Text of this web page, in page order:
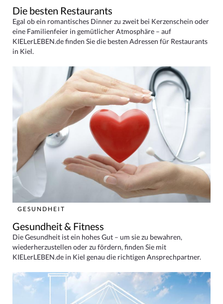
Die besten Restaurants
Egal ob ein romantisches Dinner zu zweit bei Kerzenschein oder
eine Familienfeier in gemütlicher Atmosphäre – auf
KIELerLEBEN.de finden Sie die besten Adressen für Restaurants
in Kiel.
GESUNDHEIT
Gesundheit & Fitness
Die Gesundheit ist ein hohes Gut – um sie zu bewahren,
wiederherzustellen oder zu fördern, finden Sie mit
KIELerLEBEN.de in Kiel genau die richtigen Ansprechpartner.